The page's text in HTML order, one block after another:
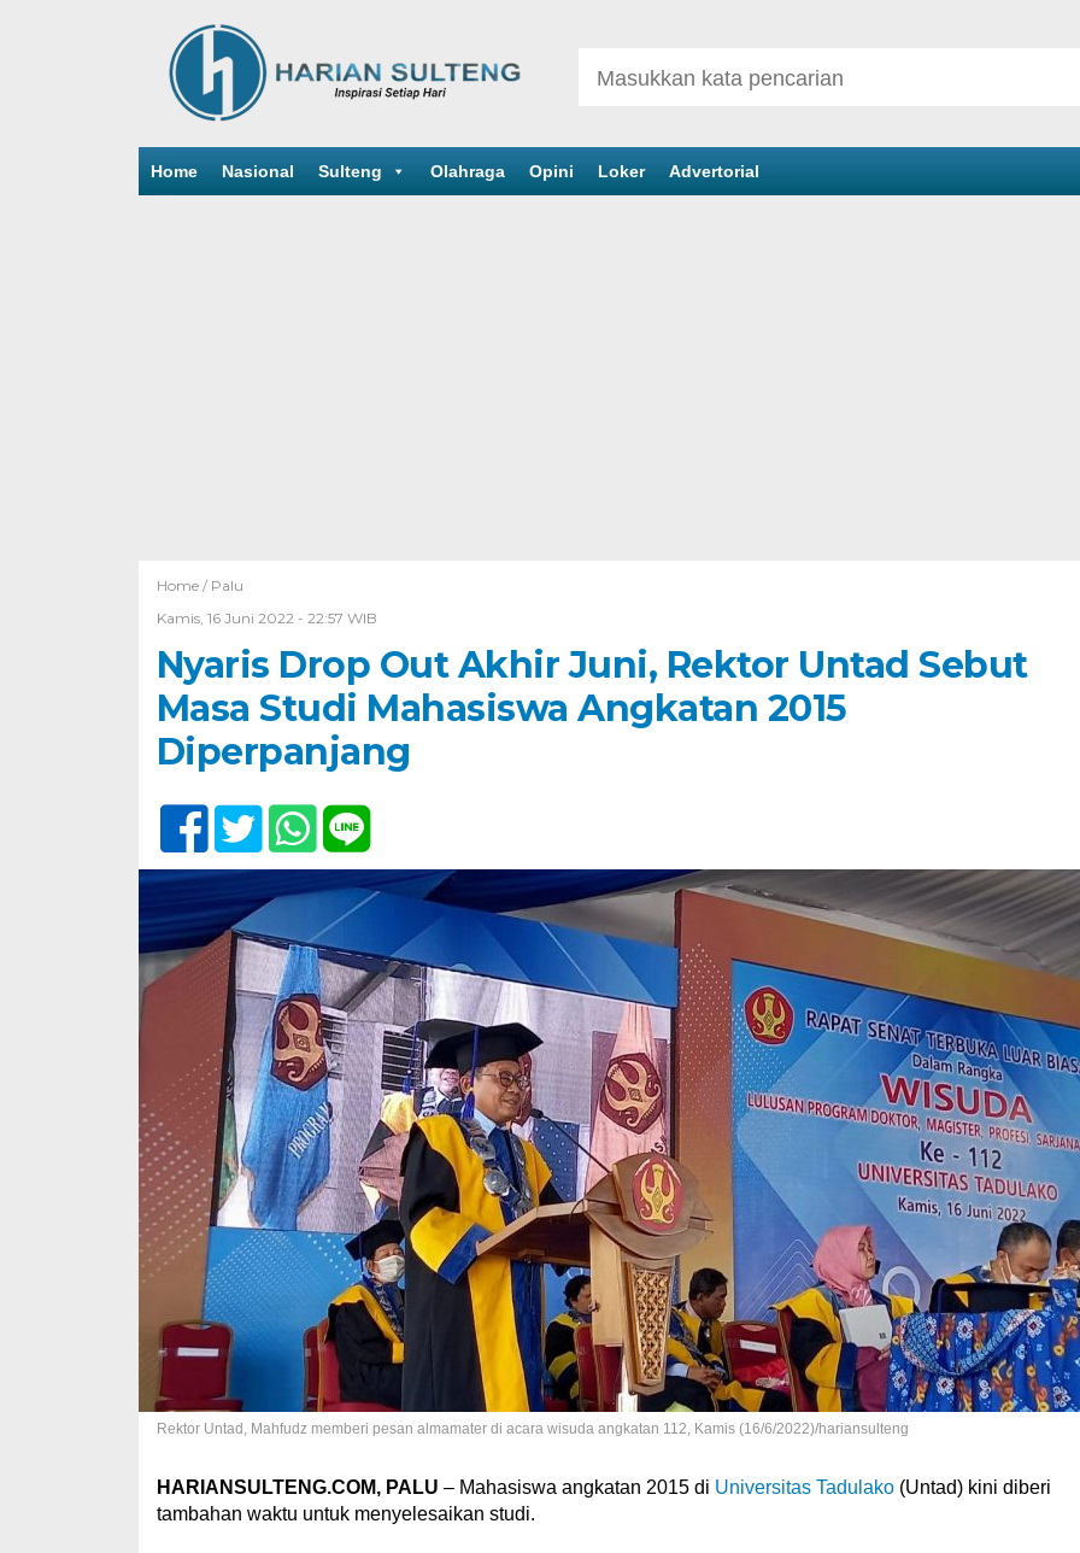
Home Nasional Sulteng Olahraga Opini Loker Advertorial
Home / Palu
Kamis, 16 Juni 2022 - 22:57 WIB
Nyaris Drop Out Akhir Juni, Rektor Untad Sebut
Masa Studi Mahasiswa Angkatan 2015
Diperpanjang
Rektor Untad, Mahfudz memberi pesan almamater di acara wisuda angkatan 112, Kamis (16/6/2022)/hariansulteng
HARIANSULTENG.COM, PALU – Mahasiswa angkatan 2015 di Universitas Tadulako(Untad) kini diberi
tambahan waktu untuk menyelesaikan studi.